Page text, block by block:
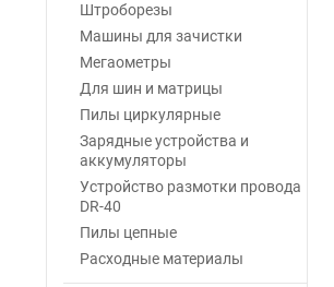
Штроборезы
Машины для зачистки
Мегаометры
Для шин и матрицы
Пилы циркулярные
Зарядные устройства и
аккумуляторы
Устройство размотки провода
DR-40
Пилы цепные
Расходные материалы